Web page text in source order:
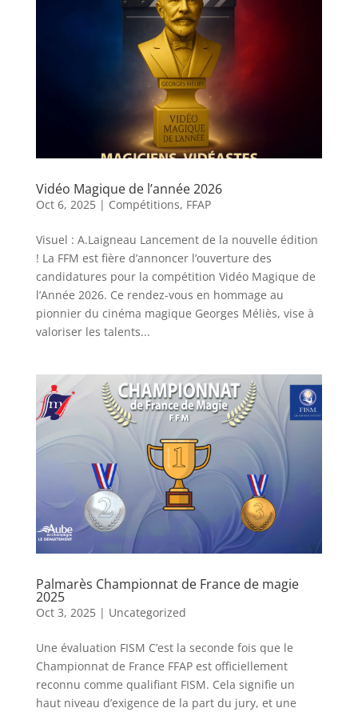
Vidéo Magique de l’année 2026
Oct 6, 2025| Compétitions, FFAP
Visuel : A.Laigneau Lancement de la nouvelle édition
! La FFM est fière d’annoncer l’ouverture des
candidatures pour la compétition Vidéo Magique de
l’Année 2026. Ce rendez-vous en hommage au
pionnier du cinéma magique Georges Méliès, vise à
valoriser les talents...
Palmarès Championnat de France de magie
2025
Oct 3, 2025| Uncategorized
Une évaluation FISM C’est la seconde fois que le
Championnat de France FFAP est officiellement
reconnu comme qualifiant FISM. Cela signifie un
haut niveau d’exigence de la part du jury, et une